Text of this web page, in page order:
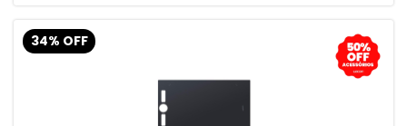
34% OFF